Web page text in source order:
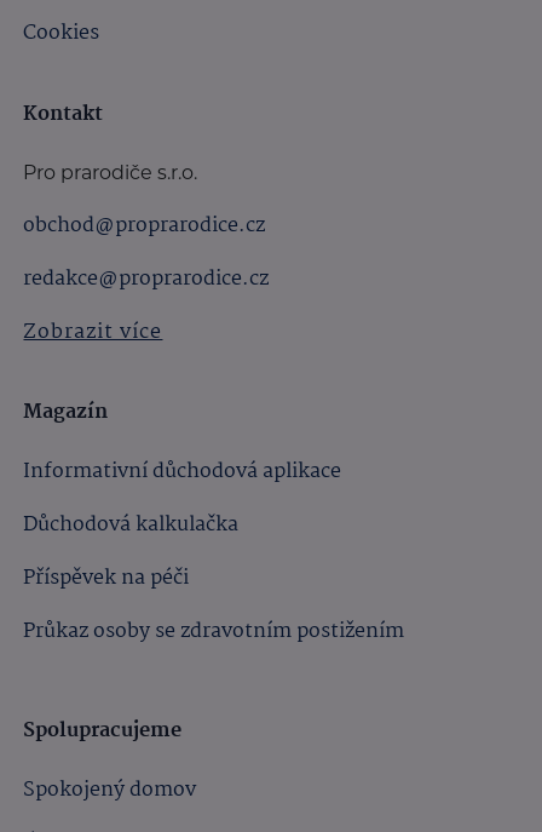
Cookies
Kontakt
Pro prarodiče s.r.o.
obchod@proprarodice.cz
redakce@proprarodice.cz
Zobrazit více
Magazín
Informativní důchodová aplikace
Důchodová kalkulačka
Příspěvek na péči
Průkaz osoby se zdravotním postižením
Spolupracujeme
Spokojený domov